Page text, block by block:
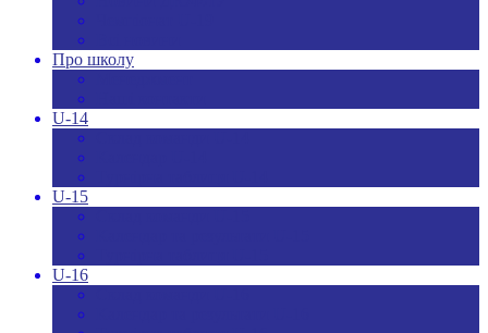
Про школу
U-14
U-15
U-16